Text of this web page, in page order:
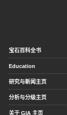
宝石百科全书
Education
研究与新闻主页
分析与分级主页
关于 GIA 主页